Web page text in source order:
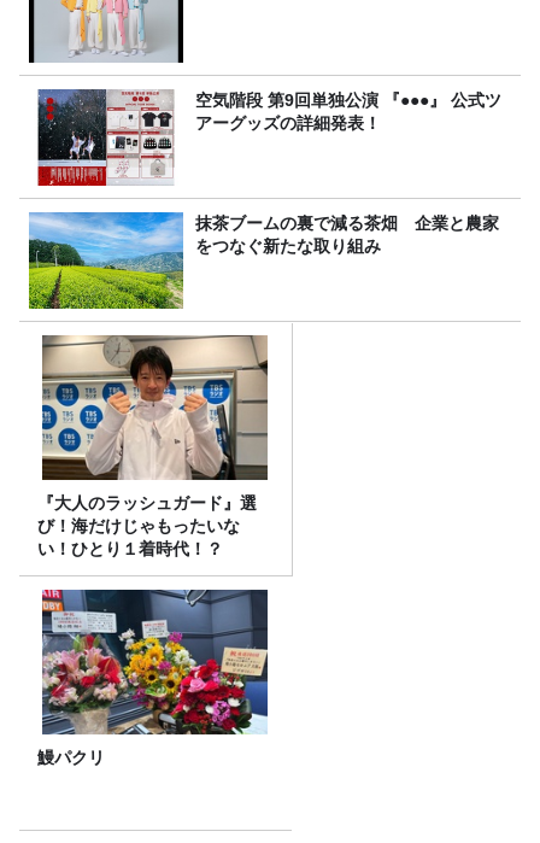
空気階段 第9回単独公演 『●●●』 公式ツ
アーグッズの詳細発表！
抹茶ブームの裏で減る茶畑 企業と農家
をつなぐ新たな取り組み
『大人のラッシュガード』選
び！海だけじゃもったいな
い！ひとり１着時代！？
鰻パクリ